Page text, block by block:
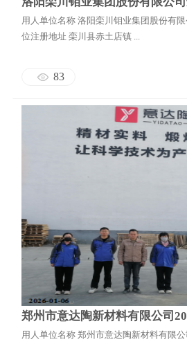
用人单位名称 洛阳栾川钼业集团股份有
位注册地址 栾川县赤土店镇 ...
83
用人单位名称 郑州市意达陶新材料有限